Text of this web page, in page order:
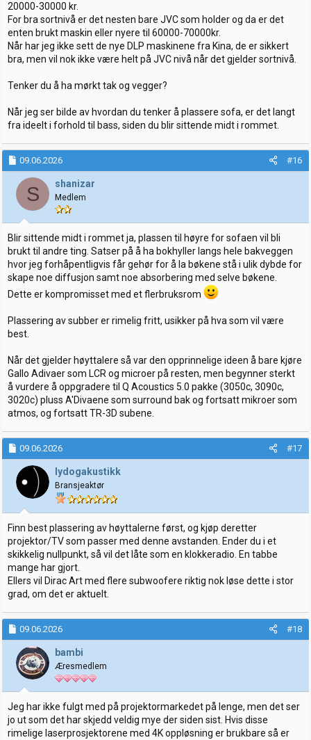
20000-30000 kr.
For bra sortnivå er det nesten bare JVC som holder og da er det
enten brukt maskin eller nyere til 60000-70000kr.
Når har jeg ikke sett de nye DLP maskinene fra Kina, de er sikkert
bra, men vil nok ikke være helt på JVC nivå når det gjelder sortnivå.
Tenker du å ha mørkt tak og vegger?
Når jeg ser bilde av hvordan du tenker å plassere sofa, er det langt
fra ideelt i forhold til bass, siden du blir sittende midt i rommet.
09.06.2026 #16
S shanizar
Medlem
Blir sittende midt i rommet ja, plassen til høyre for sofaen vil bli
brukt til andre ting. Satser på å ha bokhyller langs hele bakveggen
hvor jeg forhåpentligvis får gehør for å la bøkene stå i ulik dybde for
skape noe diffusjon samt noe absorbering med selve bøkene.
Dette er kompromisset med et flerbruksrom
Plassering av subber er rimelig fritt, usikker på hva som vil være
best.
Når det gjelder høyttalere så var den opprinnelige ideen å bare kjøre
Gallo Adivaer som LCR og microer på resten, men begynner sterkt
å vurdere å oppgradere til Q Acoustics 5.0 pakke (3050c, 3090c,
3020c) pluss A'Divaene som surround bak og fortsatt mikroer som
atmos, og fortsatt TR-3D subene.
09.06.2026 #17
lydogakustikk
Bransjeaktør
Finn best plassering av høyttalerne først, og kjøp deretter
projektor/TV som passer med denne avstanden. Ender du i et
skikkelig nullpunkt, så vil det låte som en klokkeradio. En tabbe
mange har gjort.
Ellers vil Dirac Art med flere subwoofere riktig nok løse dette i stor
grad, om det er aktuelt.
09.06.2026 #18
bambi
Æresmedlem
Jeg har ikke fulgt med på projektormarkedet på lenge, men det ser
jo ut som det har skjedd veldig mye der siden sist. Hvis disse
rimelige laserprosjektorene med 4K oppløsning er brukbare så er